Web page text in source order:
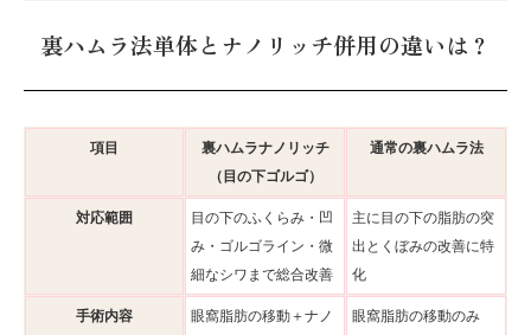
裏ハムラ法単体とナノリッチ併用の違いは？
項目
裏ハムラナノリッチ
（目の下ゴルゴ）
通常の裏ハムラ法
対応範囲
目の下のふくらみ・凹
み・ゴルゴライン・微
細なシワまで総合改善
主に目の下の脂肪の突
出とくぼみの改善に特
化
手術内容
眼窩脂肪の移動＋ナノ
眼窩脂肪の移動のみ